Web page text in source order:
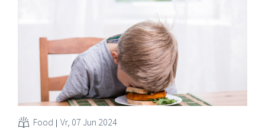
Food Vr, 07 Jun 2024